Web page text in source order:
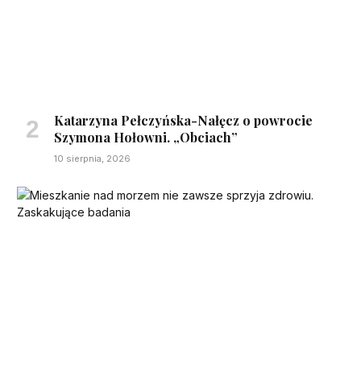
Katarzyna Pełczyńska-Nałęcz o powrocie
Szymona Hołowni. „Obciach”
10 sierpnia, 2026